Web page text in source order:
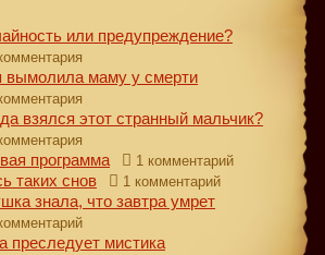
или предупреждение?
вымолила маму у смерти
взялся этот странный мальчик?
программа 1 комментарий
таких снов 1 комментарий
знала, что завтра умрет
преследует мистика